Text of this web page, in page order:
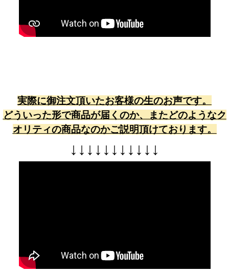
実際に御注文頂いたお客様の生のお声です。
どういった形で商品が届くのか、またどのようなク
オリティの商品なのかご説明頂けております。
↓ ↓ ↓ ↓ ↓ ↓ ↓ ↓ ↓ ↓ ↓